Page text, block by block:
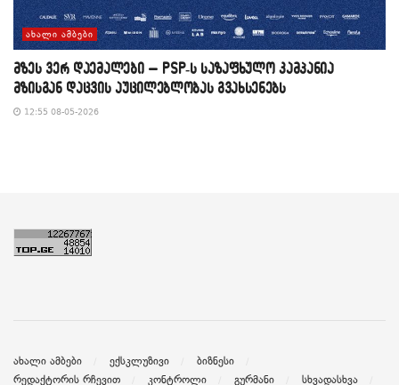
ᲐᲮᲐᲚᲘ ᲐᲛᲑᲔᲑᲘ
მზეს ვერ დაემალები – PSP-ს საზაფხულო კამპანია
მზისგან დაცვის აუცილებლობას გვახსენებს
12:55 08-05-2026
ახალი ამბები ექსკლუზივი
ბიზნესი
რედაქტორის რჩევით
კონტროლი გურმანი სხვადასხვა